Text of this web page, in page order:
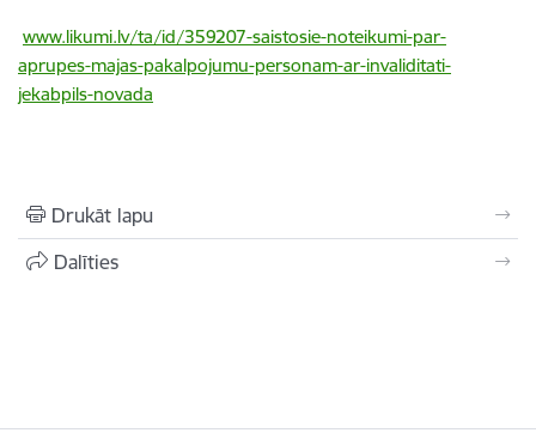
www.likumi.lv/ta/id/359207-saistosie-noteikumi-par-
aprupes-majas-pakalpojumu-personam-ar-invaliditati-
jekabpils-novada
Drukāt lapu
Dalīties